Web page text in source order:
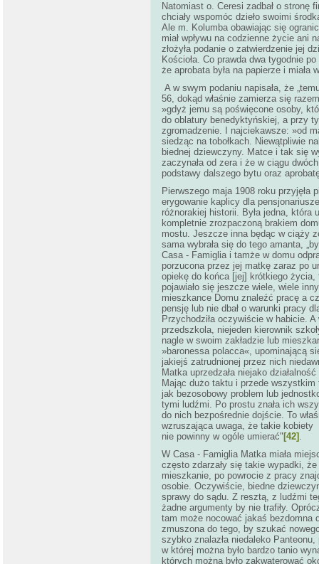
Natomiast o. Ceresi zadbał o stronę
chciały wspomóc dzieło swoimi
Ale m. Kolumba obawiając się
miał wpływu na codzienne życie ani
złożyła podanie o zatwierdzenie jej
Kościoła. Co prawda dwa tygodnie
że aprobata była na papierze i
A w swym podaniu napisała, że
56, dokąd właśnie zamierza się
»gdyż jemu są poświęcone osoby,
do oblatury benedyktyńskiej, a przy
zgromadzenie. I najciekawsze: »od
siedząc na tobołkach. Niewątpliwie
biednej dziewczyny. Matce i tak się
zaczynała od zera i że w ciągu
podstawy dalszego bytu oraz
Pierwszego maja 1908 roku przyjęła
erygowanie kaplicy dla
różnorakiej historii. Była jedna, która
kompletnie zrozpaczoną brakiem
mostu. Jeszcze inna będąc w ciąży
sama wybrała się do tego amanta,
Casa - Famiglia i tamże w domu
porzucona przez jej matkę zaraz po
opiekę do końca [jej] krótkiego
pojawiało się jeszcze wiele, wiele
mieszkance Domu znaleźć pracę a
pensję lub nie dbał o warunki pracy
Przychodziła oczywiście w habicie.
przedszkola, niejeden kierownik
nagle w swoim zakładzie lub
»baronessa polacca«, upominającą
jakiejś zatrudnionej przez nich
Matka uprzedzała niejako
Mając dużo taktu i przede wszystkim
jak bezosobowy problem lub
tymi ludźmi. Po prostu znała ich
do nich bezpośrednie dojście. To
wzruszająca uwaga, że takie kobiety
nie powinny w ogóle umierać" [42] .
W Casa - Famiglia Matka miała
często zdarzały się takie wypadki,
mieszkanie, po powrocie z pracy
osobie. Oczywiście, biedne
sprawy do sądu. Z resztą, z ludźmi
żadne argumenty by nie trafiły.
tam może nocować jakaś bezdomna
zmuszona do tego, by szukać
szybko znalazła niedaleko
w której można było bardzo tanio
których można było zakwaterować